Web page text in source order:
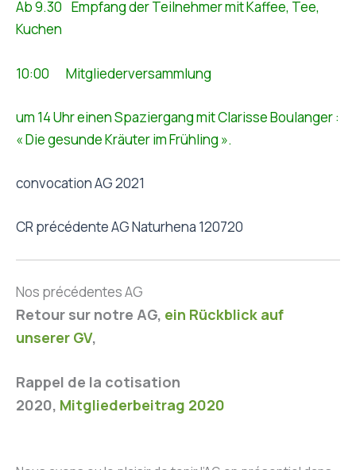
Ab 9.30 Empfang der Teilnehmer mit Kaffee, Tee,
Kuchen
10:00 Mitgliederversammlung
um 14 Uhr einen Spaziergang mit Clarisse Boulanger :
« Die gesunde Kräuter im Frühling ».
convocation AG 2021
CR précédente AG Naturhena 120720
Nos précédentes AG
Retour sur notre AG, ein Rückblick auf
unserer GV,
Rappel de la cotisation
2020, Mitgliederbeitrag 2020